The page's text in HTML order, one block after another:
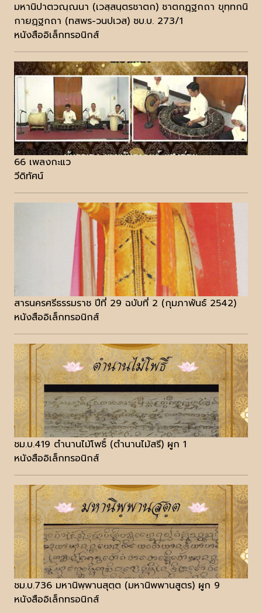
มหานิปาตวณฺณนา (เวสฺสนฺตรชาตก) ชาตกฏฺฐกถา ขุทฺทกนิ
กายฏฺฐกถา (ทสพร-วนปเวส) ชบ.บ. 273/1
หนังสืออิเล็กทรอนิกส์
66 เพลงกะแว
วีดิทัศน์
สารนครศรีธรรมราช ปีที่ 29 ฉบับที่ 2 (กุมภาพันธ์ 2542)
หนังสืออิเล็กทรอนิกส์
ชม.บ.419 ตำนานไม้โพธิ์ (ตำนานไม้สรี) ผูก 1
หนังสืออิเล็กทรอนิกส์
ชม.บ.736 มหานิพฺพานสุตฺต (มหานิพพานสูตร) ผูก 9
หนังสืออิเล็กทรอนิกส์